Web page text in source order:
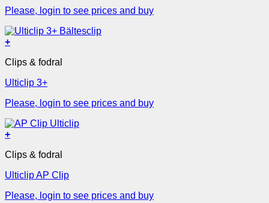
Please, login to see prices and buy
+
Clips & fodral
Ulticlip 3+
Please, login to see prices and buy
+
Clips & fodral
Ulticlip AP Clip
Please, login to see prices and buy